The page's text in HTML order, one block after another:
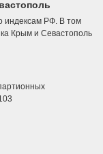
индексам РФ. В том
Крым и Севастополь